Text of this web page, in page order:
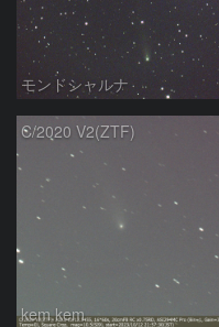
モンドシャルナ
C/2020 V2(ZTF)
kem.kem